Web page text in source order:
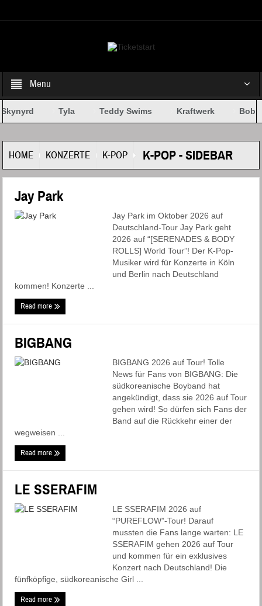
Menu
Tyla Teddy Swims Kraftwerk Bob
HOME KONZERTE K-POP K-POP - SIDEBAR
Jay Park
Jay Park im Oktober 2026 auf
Deutschland-Tour Jay Park geht
2026 auf “[SERENADES & BODY
ROLLS] World Tour”! Der K-Pop-
Musiker wird für Konzerte in Köln
und Berlin nach Deutschland
kommen! Konzerte ...
Read more
BIGBANG
BIGBANG 2026 auf Tour! Tolle
News für Fans von BIGBANG: Die
südkoreanische Boyband hat
angekündigt, dass sie 2026 auf Tour
gehen wird! So dürfen sich Fans der
Band auf die Rückkehr einer der
wegweisen ...
Read more
LE SSERAFIM
LE SSERAFIM 2026 auf
“PUREFLOW”-Tour! Darauf
mussten die Fans lange warten: LE
SSERAFIM gehen 2026 auf Tour
und kommen für ein exklusives
Konzert nach Deutschland! Die
fünfköpfige, südkoreanische Girl ...
Read more